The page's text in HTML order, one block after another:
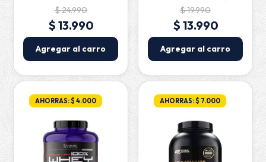
$ 24.990
$ 13.990
Agregar al carro
$ 19.990
$ 13.990
Agregar al carro
AHORRAS: $ 4.000 AHORRAS: $ 7.000